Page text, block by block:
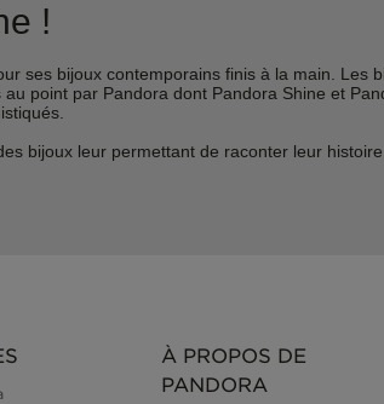
!
ses bijoux contemporains finis à la main. Les
point par Pandora dont Pandora Shine et
bijoux leur permettant de raconter leur
À PROPOS DE
PANDORA